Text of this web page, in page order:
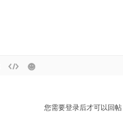
您需要登录后才可以回帖